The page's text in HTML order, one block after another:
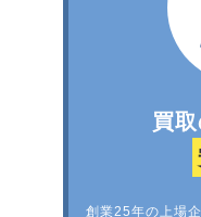
買
創業25年の上場